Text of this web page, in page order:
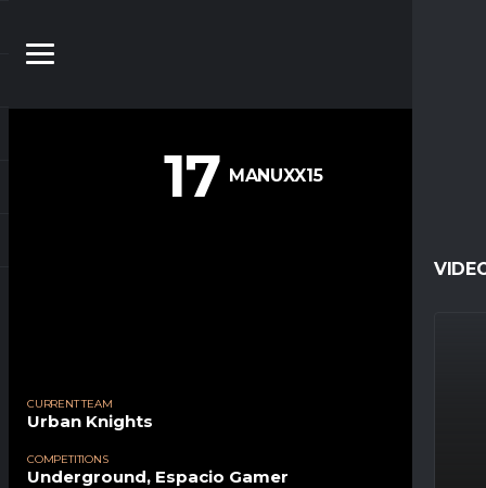
17 MANUXX15
CURRENT TEAM
Urban Knights
COMPETITIONS
Underground, Espacio Gamer